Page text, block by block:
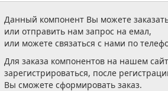
Данный компонент Вы можете
или отправить нам запрос на емал,
или можете связаться с нами по
Для заказа компонентов на нашем
зарегистрироваться, после
Вы сможете сформировать заказ.